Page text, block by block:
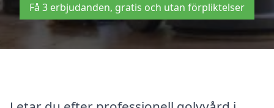
Få 3 erbjudanden, gratis och utan förpliktelser